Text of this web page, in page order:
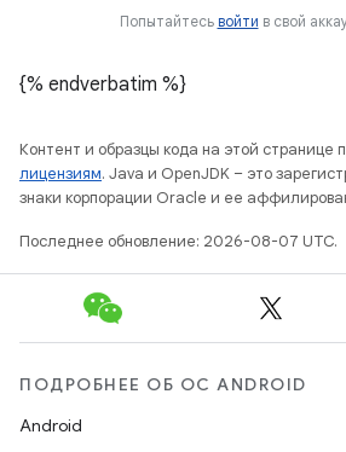
Попытайтесь войти в свой
{% endverbatim %}
Контент и образцы кода на этой странице
лицензиям. Java и OpenJDK – это
знаки корпорации Oracle и ее
Последнее обновление: 2026-08-07 UTC.
ПОДРОБНЕЕ ОБ ОС ANDROID
Android